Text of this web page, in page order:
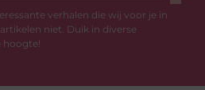
verhalen die wij voor je in
niet. Duik in diverse
hoogte!